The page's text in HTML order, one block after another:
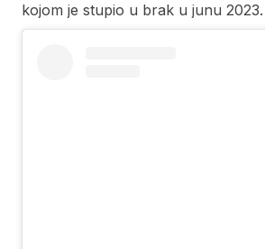
kojom je stupio u brak u junu